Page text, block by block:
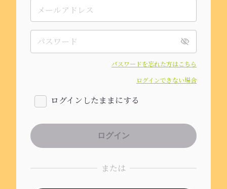
パスワードを忘れた方はこちら
ログインできない場合
ログインしたままにする
または